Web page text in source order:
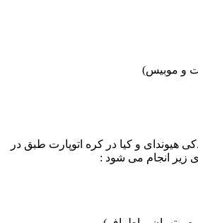
و موبیس)
هیوندای و کیا در کره اتوپارت طبق در
انجام می شود :